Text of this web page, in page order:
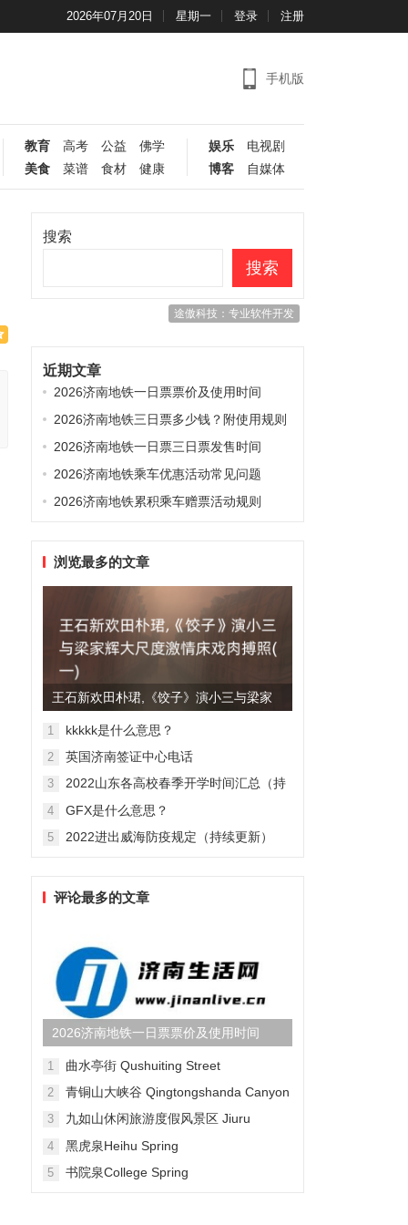
2026年07月20日 星期一 登录 注册
手机版
教育 高考 公益
佛学
美食
菜谱 食材 健康
娱乐
电视剧
博客
自媒体
搜索
搜索
途傲科技：专业软件开发
近期文章
2026济南地铁一日票票价及使用时间
2026济南地铁三日票多少钱？附使用规则
2026济南地铁一日票三日票发售时间
2026济南地铁乘车优惠活动常见问题
2026济南地铁累积乘车赠票活动规则
浏览最多的文章
王石新欢田朴珺,《饺子》演小三与梁家
辉大尺度激情床戏肉搏照(...
1 kkkkk是什么意思？
2 英国济南签证中心电话
3
2022山东各高校春季开学时间汇总（持
4 GFX是什么意思？
5 2022进出威海防疫规定（持续更新）
评论最多的文章
2026济南地铁一日票票价及使用时间
1 曲水亭街 Qushuiting Street
2 青铜山大峡谷 Qingtongshanda Canyon
3
九如山休闲旅游度假风景区 Jiuru
4 黑虎泉Heihu Spring
5 书院泉College Spring